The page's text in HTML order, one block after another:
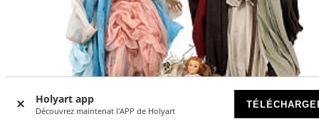
Holyart app
Découvrez maintenat l'APP de Holyart